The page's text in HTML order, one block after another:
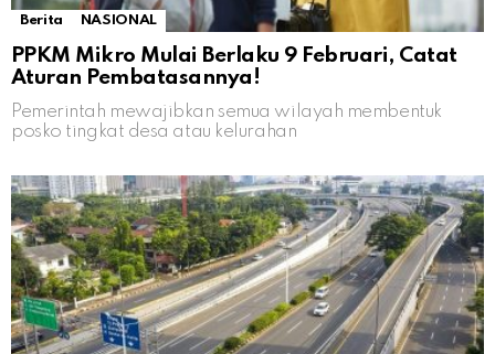
Berita NASIONAL
PPKM Mikro Mulai Berlaku 9 Februari, Catat
Aturan Pembatasannya!
Pemerintah mewajibkan semua wilayah membentuk
posko tingkat desa atau kelurahan